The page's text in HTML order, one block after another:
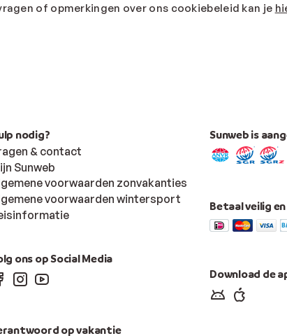
of opmerkingen over ons cookiebeleid kan je
nodig?
& contact
Sunweb
voorwaarden zonvakanties
voorwaarden wintersport
ons op Social Media
op vakantie
Sunweb is
Betaal veilig
Download de